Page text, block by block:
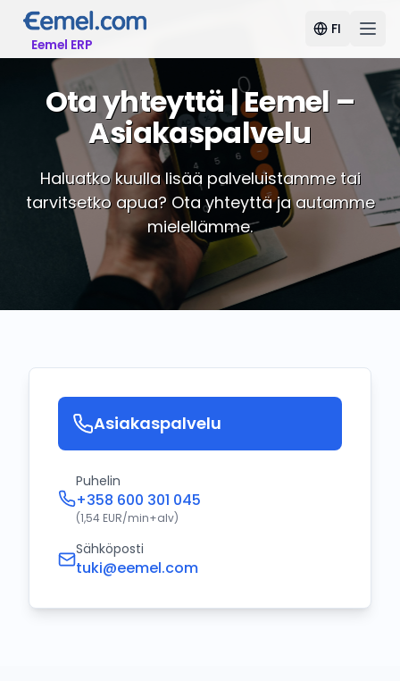
Eemel ERP
FI
Ota yhteyttä | Eemel –
Asiakaspalvelu
Haluatko kuulla lisää palveluistamme tai
tarvitsetko apua? Ota yhteyttä ja autamme
mielellämme.
Asiakaspalvelu
Puhelin
+358 600 301 045
(1,54 EUR/min+alv)
Sähköposti
tuki@eemel.com